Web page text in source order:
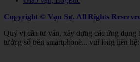
Copyright © Vạn Sự. All Rights
Quý vị cần tư vấn, xây dựng các ứng dụng
tướng số trên smartphone... vui lòng liên hệ: